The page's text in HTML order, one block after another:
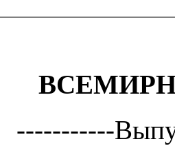
-----------